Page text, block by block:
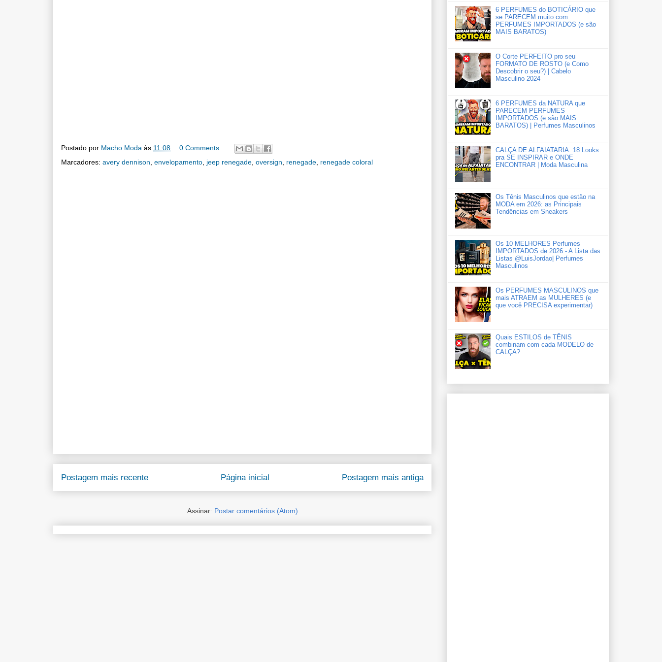
Postado por Macho Moda às 11:08
0 Comments
Marcadores: avery dennison envelopamento jeep renegade oversign renegade renegade coloral
Postagem mais recente Postagem mais antiga
Página inicial
Assinar: Postar comentários (Atom)
6 PERFUMES do BOTICÁRIO que
se PARECEM muito com
PERFUMES IMPORTADOS (e são
MAIS BARATOS)
O Corte PERFEITO pro seu
FORMATO DE ROSTO (e Como
Descobrir o seu?) | Cabelo
Masculino 2024
6 PERFUMES da NATURA que
PARECEM PERFUMES
IMPORTADOS (e são MAIS
BARATOS) | Perfumes Masculinos
CALÇA DE ALFAIATARIA: 18 Looks
pra SE INSPIRAR e ONDE
ENCONTRAR | Moda Masculina
Os Tênis Masculinos que estão na
MODA em 2026: as Principais
Tendências em Sneakers
Os 10 MELHORES Perfumes
IMPORTADOS de 2026 - A Lista das
Listas ‪‪‪@LuisJordao‬| Perfumes
Masculinos
Os PERFUMES MASCULINOS que
mais ATRAEM as MULHERES (e
que você PRECISA experimentar)
Quais ESTILOS de TÊNIS
combinam com cada MODELO de
CALÇA?